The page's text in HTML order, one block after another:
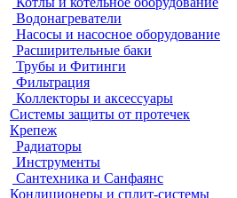
Водонагреватели
Насосы и насосное оборудование
Расширительные баки
Трубы и Фитинги
Фильтрация
Коллекторы и аксессуары
Системы защиты от протечек
Крепеж
Радиаторы
Инструменты
Сантехника и Санфаянс
Кондиционеры и сплит-системы